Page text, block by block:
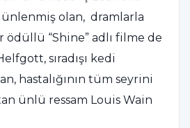
olan, dramlarla
ödüllü “Shine” adlı filme de
sıradışı kedi
hastalığının tüm seyrini
ünlü ressam Louis Wain